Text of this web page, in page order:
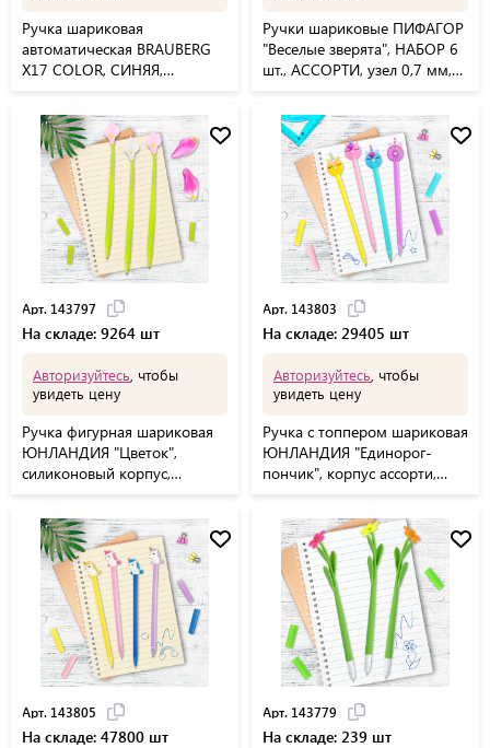
Ручка шариковая
автоматическая BRAUBERG
X17 COLOR, СИНЯЯ,
линия письма 0,5 мм,
144154
Ручки шариковые ПИФАГОР
"Веселые зверята", НАБОР 6
шт., АССОРТИ, узел 0,7 мм,
143337, BP251
Арт. 143797
На складе: 9264 шт
Авторизуйтесь , чтобы
увидеть цену
Ручка фигурная шариковая
ЮНЛАНДИЯ "Цветок",
силиконовый корпус,
узел 0,7 мм, 143797
Арт. 143803
На складе: 29405 шт
Авторизуйтесь , чтобы
увидеть цену
Ручка с топпером шариковая
ЮНЛАНДИЯ "Единорог-
пончик", корпус ассорти,
мм, 143803
Арт. 143805
На складе: 47800 шт
Арт. 143779
На складе: 239 шт